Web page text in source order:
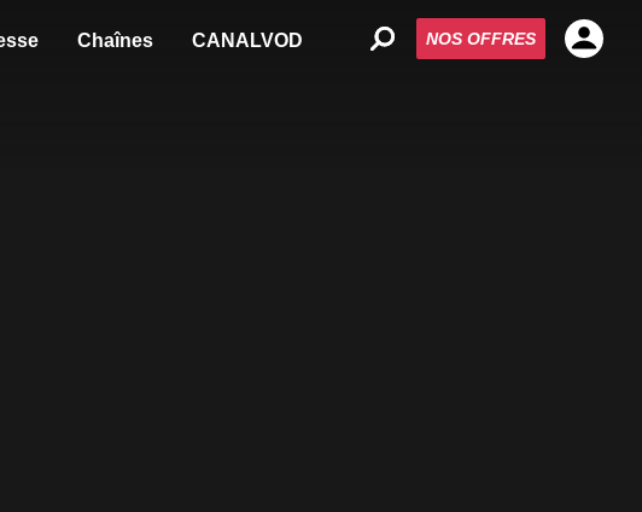
Chaînes CANALVOD NOS OFFRES